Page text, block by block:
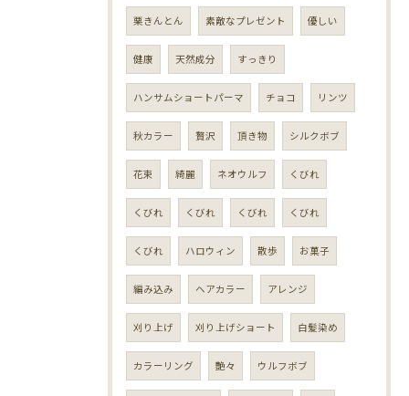
栗きんとん 素敵なプレゼント 優しい
健康 天然成分 すっきり
ハンサムショートパーマ チョコ リンツ
秋カラー 贅沢 頂き物 シルクボブ
花束 綺麗 ネオウルフ くびれ
くびれ くびれ くびれ くびれ
くびれ ハロウィン 散歩 お菓子
編み込み ヘアカラー アレンジ
刈り上げ 刈り上げショート 白髪染め
カラーリング 艶々 ウルフボブ